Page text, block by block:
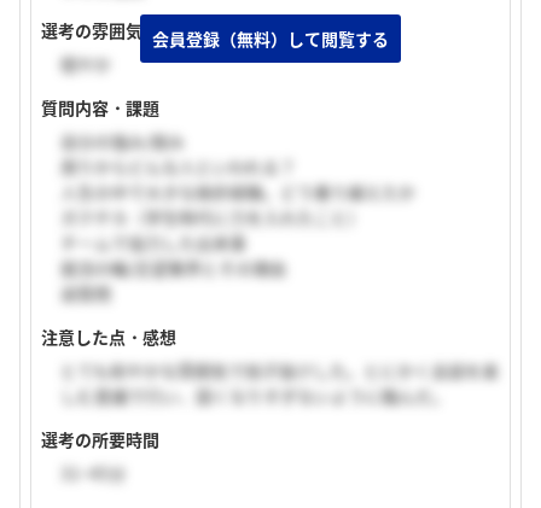
選考の雰囲気
穏やか
質問内容・課題
自分の強み/弱み
周りからどんな人といわれる？
人生の中で大きな挫折経験。どう乗り越えたか
ガクチカ（学生時代に力を入れたこと）
チームで協力した出来事
就活の軸/志望業界とその理由
逆質問
注意した点・感想
とても和やかな雰囲気で拍子抜けした。とにかく会話を楽
しむ意識で行い、固くなりすぎないように臨んだ。
選考の所要時間
31~45分